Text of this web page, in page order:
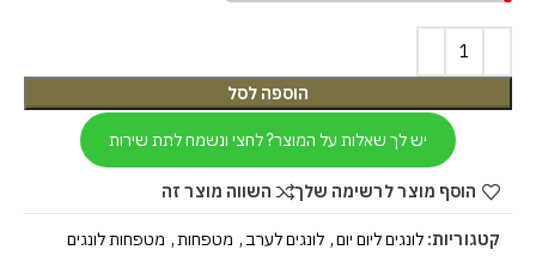
הוספה לסל
יש לך שאלות על המוצר? לחצי ונשמח לתת שירות
הוסף מוצר לרשימה שלך השווה מוצר זה
קטגוריות: לונגים ליום יום, לונגים לערב , מטפחות, מטפחות לונגים